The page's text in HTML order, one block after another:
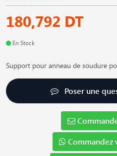
180,792 DT
En Stock
Support pour anneau de soudure
Poser une
Commandez